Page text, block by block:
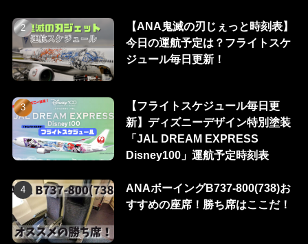
【ANA鬼滅の刃じぇっと時刻表】
今日の運航予定は？フライトスケ
ジュール毎日更新！
【フライトスケジュール毎日更
新】ディズニーデザイン特別塗装
「JAL DREAM EXPRESS
Disney100」運航予定時刻表
ANAボーイングB737-800(738)お
すすめの座席！勝ち席はここだ！